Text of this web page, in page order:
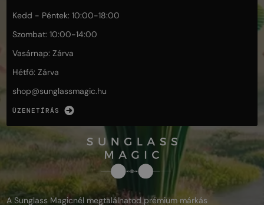
Kedd - Péntek: 10:00-18:00
Szombat: 10:00-14:00
Vasárnap: Zárva
Hétfő: Zárva
shop@sunglassmagic.hu
ÜZENETÍRÁS
A Sunglass Magicnél megtalálhatod prémium márkás